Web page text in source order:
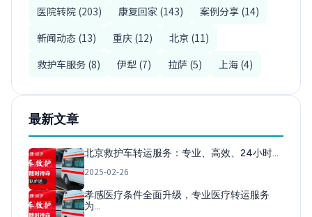
医院转院 (203) 康复回家 (143)
案例分享 (14)
新闻动态 (13)
重庆 (12)
北京 (11)
救护车服务 (8)
伊犁 (7) 拉萨 (5) 上海 (4)
最新文章
北京救护车转运服务：专业、高效、24小时…
2025-02-26
孝感医疗条件全面升级，专业医疗转运服务
为…